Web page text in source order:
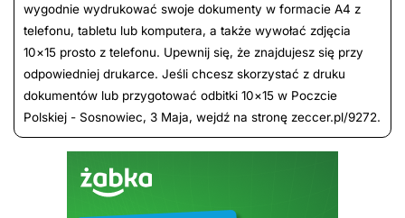
wygodnie wydrukować swoje dokumenty w formacie A4 z
telefonu, tabletu lub komputera, a także wywołać zdjęcia
10×15 prosto z telefonu. Upewnij się, że znajdujesz się przy
odpowiedniej drukarce. Jeśli chcesz skorzystać z druku
dokumentów lub przygotować odbitki 10×15 w Poczcie
Polskiej - Sosnowiec, 3 Maja, wejdź na stronę zeccer.pl/9272.